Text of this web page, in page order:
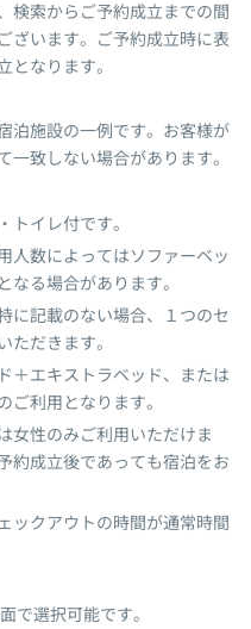
検索からご予約成立までの間
ざいます。ご予約成立時に表
となります。
泊施設の一例です。お客様が
致しない場合があります。
トイレ付です。
人数によってはソファーベッ
なる場合があります。
に記載のない場合、１つのセ
ただきます。
＋エキストラベッド、または
ご利用となります。
女性のみご利用いただけま
約成立後であっても宿泊をお
ックアウトの時間が通常時間
で選択可能です。